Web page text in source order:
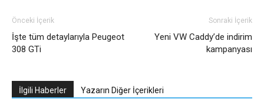
Önceki İçerik
İşte tüm detaylarıyla Peugeot
308 GTi
Sonraki İçerik
Yeni VW Caddy’de indirim
kampanyası
İlgili Haberler Yazarın Diğer İçerikleri